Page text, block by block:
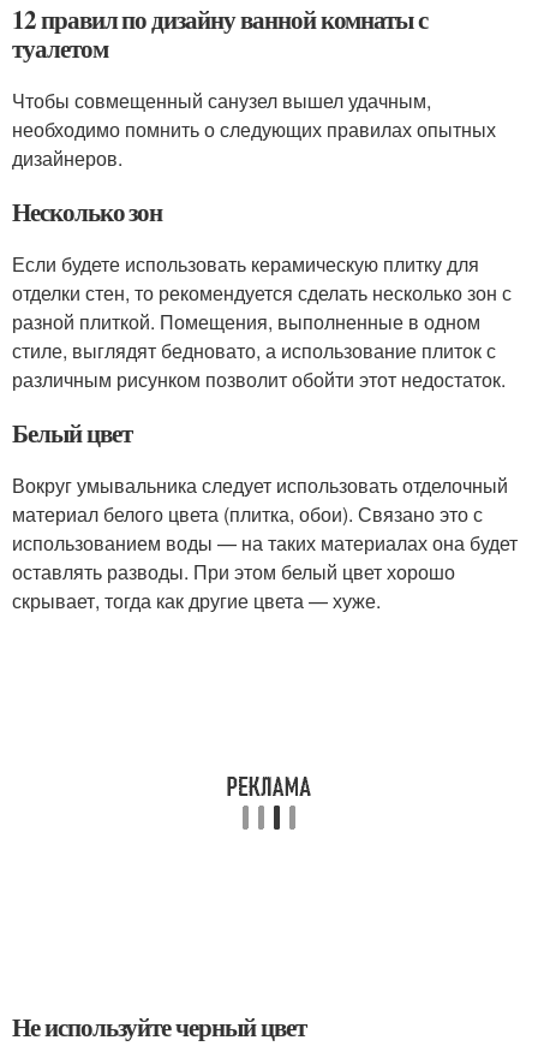
12 правил по дизайну ванной комнаты с
туалетом
Чтобы совмещенный санузел вышел удачным,
необходимо помнить о следующих правилах опытных
дизайнеров.
Несколько зон
Если будете использовать керамическую плитку для
отделки стен, то рекомендуется сделать несколько зон с
разной плиткой. Помещения, выполненные в одном
стиле, выглядят бедновато, а использование плиток с
различным рисунком позволит обойти этот недостаток.
Белый цвет
Вокруг умывальника следует использовать отделочный
материал белого цвета (плитка, обои). Связано это с
использованием воды — на таких материалах она будет
оставлять разводы. При этом белый цвет хорошо
скрывает, тогда как другие цвета — хуже.
Не используйте черный цвет